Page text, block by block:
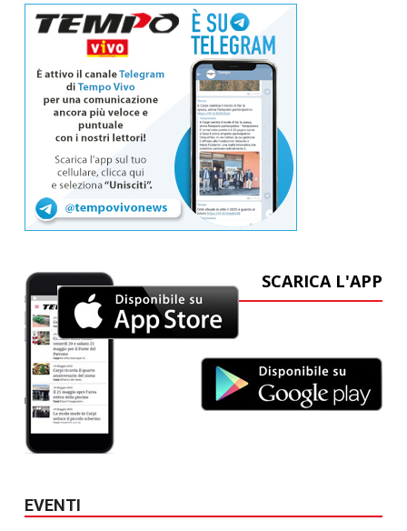
SCARICA L'APP
EVENTI